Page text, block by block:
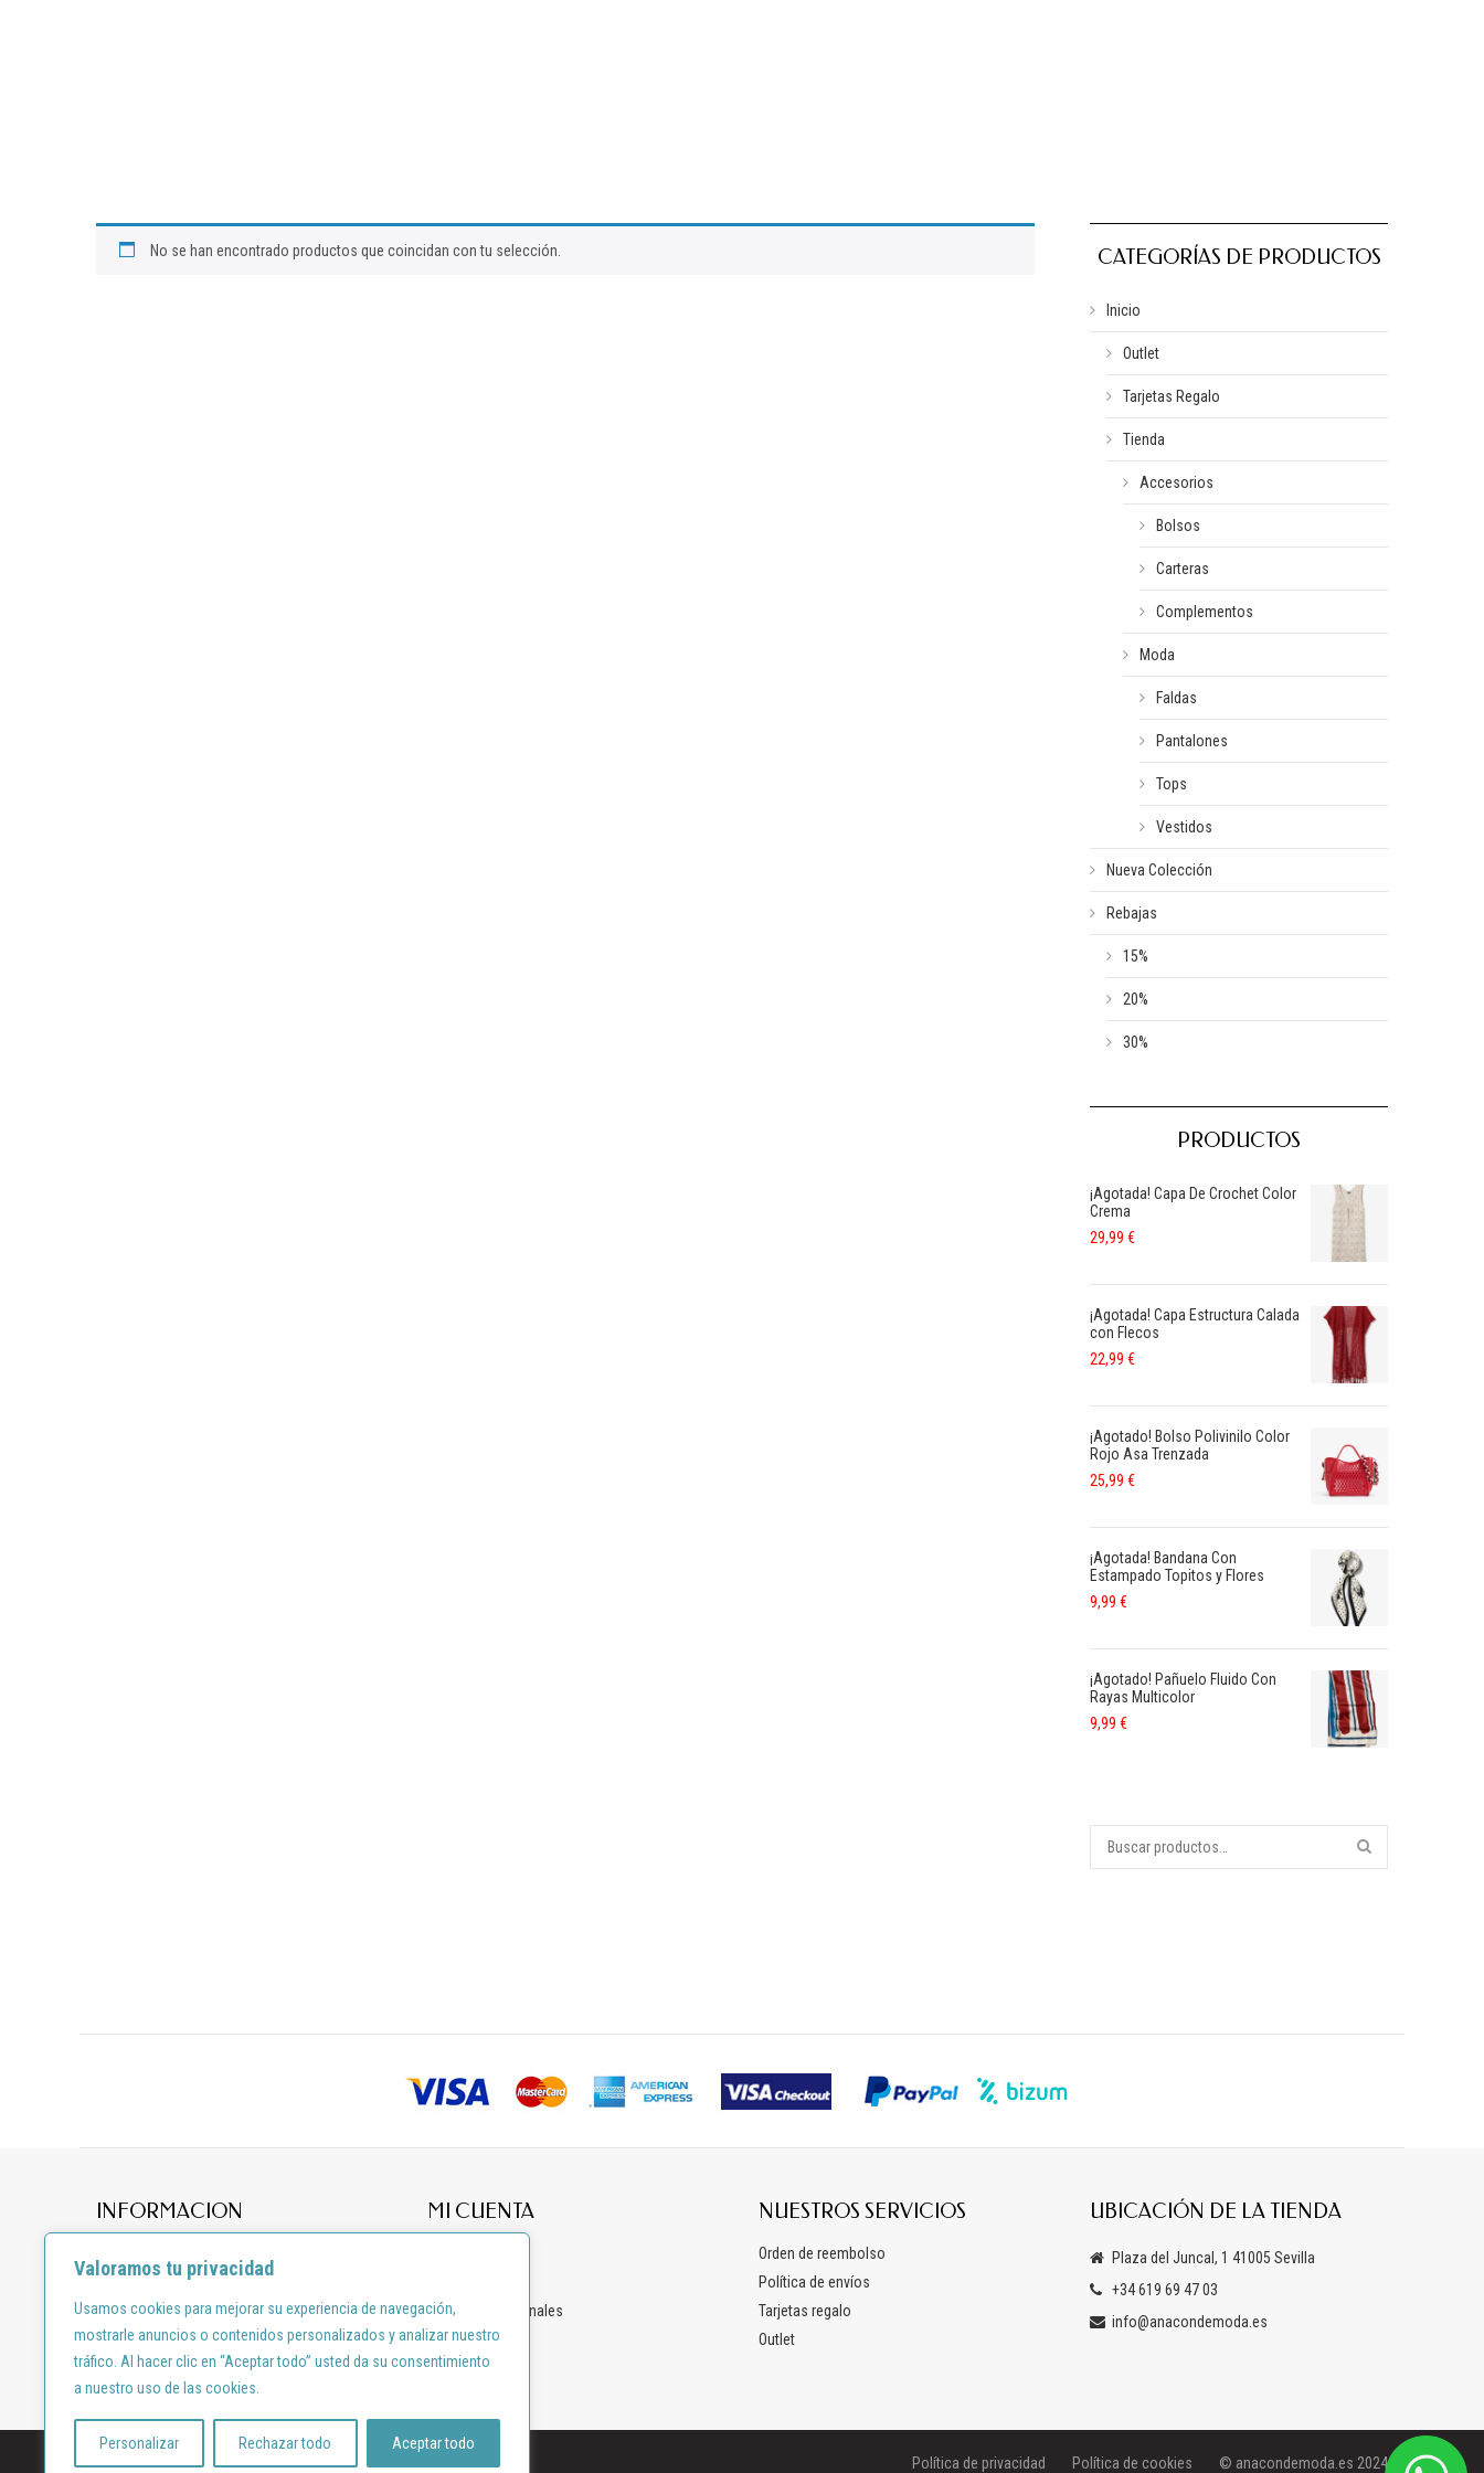
Valoramos tu privacidad
Usamos cookies para mejorar su experiencia de navegación,
mostrarle anuncios o contenidos personalizados y analizar nuestro
tráfico. Al hacer clic en “Aceptar todo” usted da su consentimiento
a nuestro uso de las cookies.
Personalizar Rechazar todo Aceptar todo
No se han encontrado productos que coincidan con tu selección. CATEGORÍAS DE PRODUCTOS
Inicio
Outlet
Tarjetas Regalo
Tienda
Accesorios
Bolsos
Carteras
Complementos
Moda
Faldas
Pantalones
Tops
Vestidos
Nueva Colección
Rebajas
15%
20%
30%
PRODUCTOS
¡Agotada! Capa De Crochet Color
Crema
29,99 €
¡Agotada! Capa Estructura Calada
con Flecos
22,99 €
¡Agotado! Bolso Polivinilo Color
Rojo Asa Trenzada
25,99 €
¡Agotada! Bandana Con
Estampado Topitos y Flores
9,99 €
¡Agotado! Pañuelo Fluido Con
Rayas Multicolor
9,99 €
INFORMACION
Térmimo y condiciones
Aviso legal
Derecho de desistimiento
MI CUENTA
Mis datos personales
NUESTROS SERVICIOS
Orden de reembolso
Política de envíos
Tarjetas regalo
Outlet
UBICACIÓN DE LA TIENDA
Plaza del Juncal, 1 41005 Sevilla
+34 619 69 47 03
info@anacondemoda.es
Diseño por:shortcode.es Política de privacidad Política de cookies © anacondemoda.es 2024